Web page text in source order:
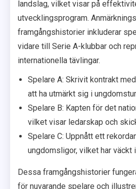
landslag, vilket visar på
utvecklingsprogram.
framgångshistorier inkluderar
vidare till Serie A-klubbar och
internationella tävlingar.
Spelare A: Skrivit kontrakt
att ha utmärkt sig i
Spelare B: Kapten för det
vilket visar ledarskap och
Spelare C: Uppnått ett
ungdomsligor, vilket har väckt
Dessa framgångshistorier
för nuvarande spelare och